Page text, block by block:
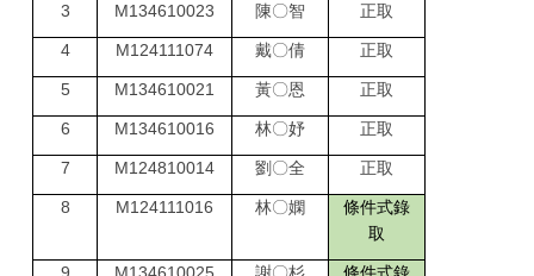
3 M134610023 陳〇智 正取
4 M124111074 戴〇倩 正取
5 M134610021 黃〇恩 正取
6 M134610016 林〇妤 正取
7 M124810014 劉〇全 正取
8 M124111016 林〇嫻
條件式錄
取